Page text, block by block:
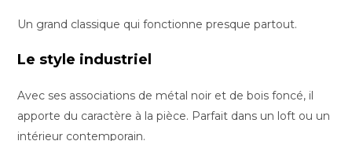
Un grand classique qui fonctionne presque partout.
Le style industriel
Avec ses associations de métal noir et de bois foncé, il
apporte du caractère à la pièce. Parfait dans un loft ou un
intérieur contemporain.